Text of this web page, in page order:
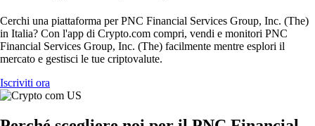
Cerchi una piattaforma per PNC Financial Services Group, Inc. (The)
in Italia? Con l'app di Crypto.com compri, vendi e monitori PNC
Financial Services Group, Inc. (The) facilmente mentre esplori il
mercato e gestisci le tue criptovalute.
Iscriviti ora